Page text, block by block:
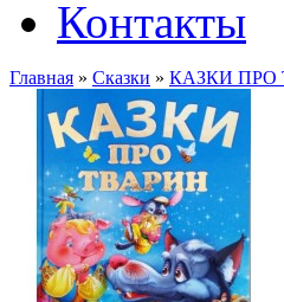
Контакты
Главная » Сказки » КАЗКИ ПРО